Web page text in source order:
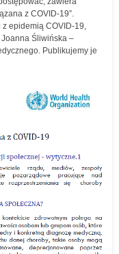
z COVID-19”.
epidemią COVID-19,
Śliwińska –
Publikujemy je